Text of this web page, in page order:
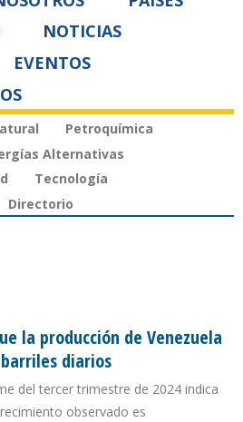
NOTICIAS
EVENTOS
Petroquímica
Alternativas
Tecnología
Directorio
la producción de Venezuela
diarios
del tercer trimestre de 2024 indica
observado es